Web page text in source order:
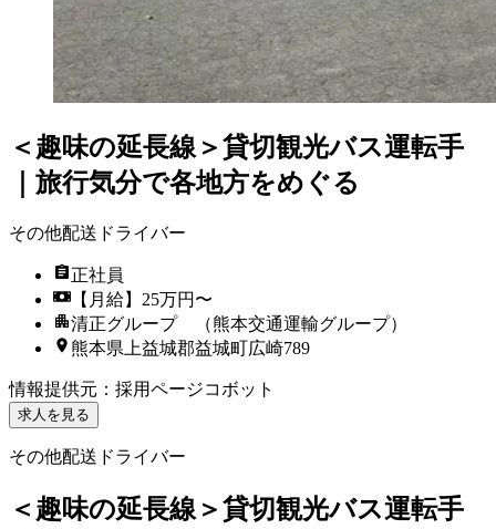
＜趣味の延長線＞貸切観光バス運転手
｜旅行気分で各地方をめぐる
その他配送ドライバー
正社員
【月給】25万円〜
清正グループ （熊本交通運輸グループ）
熊本県上益城郡益城町広崎789
情報提供元 ： 採用ページコボット
求人を見る
その他配送ドライバー
＜趣味の延長線＞貸切観光バス運転手